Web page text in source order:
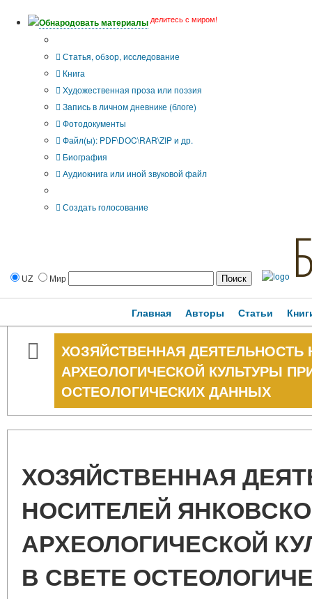
Обнародовать материалы делитесь с миром!
Статья, обзор, исследование
Книга
Художественная проза или поэзия
Запись в личном дневнике (блоге)
Фотодокументы
Файл(ы): PDF\DOC\RAR\ZIP и др.
Биография
Аудиокнига или иной звуковой файл
Создать голосование
UZ Мир
Главная Авторы Статьи
ХОЗЯЙСТВЕННАЯ
АРХЕОЛОГИЧЕСКОЙ КУЛЬТУРЫ
ОСТЕОЛОГИЧЕСКИХ ДАННЫХ
ХОЗЯЙСТВЕННАЯ
НОСИТЕЛЕЙ
АРХЕОЛОГИЧЕСКОЙ
В СВЕТЕ